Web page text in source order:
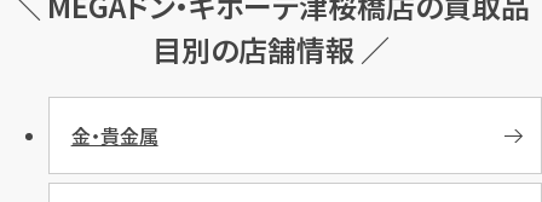
目別の店舗情報 ／
金・貴金属